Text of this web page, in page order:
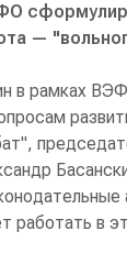
—
в рамках
работать в